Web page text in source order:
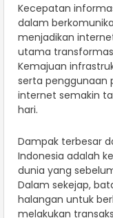
Kecepatan
dalam
menjadikan
utama
Kemajuan
serta penggunaan
internet semakin
hari.
Dampak terbesar
Indonesia adalah
dunia yang
Dalam sekejap,
halangan untuk
melakukan